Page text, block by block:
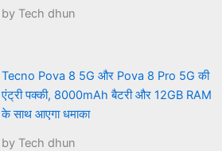
by Tech dhun
Tecno Pova 8 5G और Pova 8 Pro 5G की
एंट्री पक्की, 8000mAh बैटरी और 12GB RAM
के साथ आएगा धमाका
by Tech dhun